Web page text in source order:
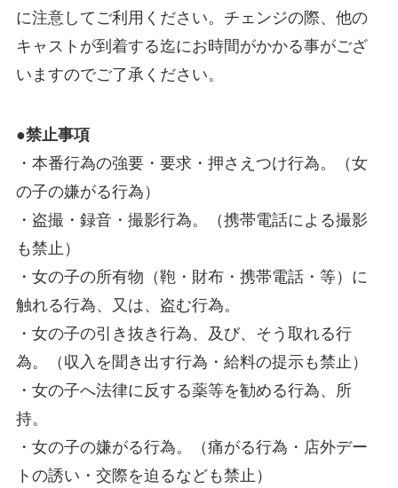
に注意してご利用ください。チェンジの際、他の
キャストが到着する迄にお時間がかかる事がござ
いますのでご了承ください。
●禁止事項
・本番行為の強要・要求・押さえつけ行為。（女
の子の嫌がる行為）
・盗撮・録音・撮影行為。（携帯電話による撮影
も禁止）
・女の子の所有物（鞄・財布・携帯電話・等）に
触れる行為、又は、盗む行為。
・女の子の引き抜き行為、及び、そう取れる行
為。（収入を聞き出す行為・給料の提示も禁止）
・女の子へ法律に反する薬等を勧める行為、所
持。
・女の子の嫌がる行為。（痛がる行為・店外デー
トの誘い・交際を迫るなども禁止）